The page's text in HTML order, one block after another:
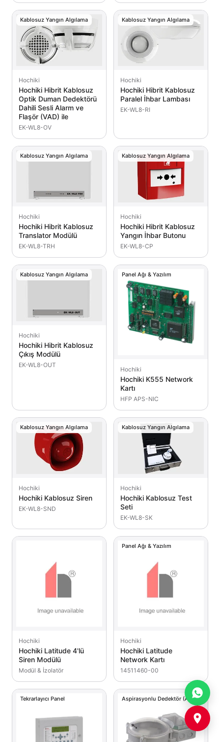
Kablosuz Yangın Algılama
Hochiki
Hochiki Hibrit Kablosuz
Optik Duman Dedektörü
Dahili Sesli Alarm ve
Flaşör (VAD) ile
EK-WL8-OV
Kablosuz Yangın Algılama
Hochiki
Hochiki Hibrit Kablosuz
Paralel İhbar Lambası
EK-WL8-RI
Kablosuz Yangın Algılama
Hochiki
Hochiki Hibrit Kablosuz
Translator Modülü
EK-WL8-TRH
Kablosuz Yangın Algılama
Hochiki
Hochiki Hibrit Kablosuz
Yangın İhbar Butonu
EK-WL8-CP
Kablosuz Yangın Algılama
Hochiki
Hochiki Hibrit Kablosuz
Çıkış Modülü
EK-WL8-OUT
Panel Ağı & Yazılım
Hochiki
Hochiki K555 Network
Kartı
HFP APS-NIC
Kablosuz Yangın Algılama
Hochiki
Hochiki Kablosuz Siren
EK-WL8-SND
Kablosuz Yangın Algılama
Hochiki
Hochiki Kablosuz Test
Seti
EK-WL8-SK
Hochiki
Hochiki Latitude 4'lü
Siren Modülü
Modül & İzolatör
Panel Ağı & Yazılım
Hochiki
Hochiki Latitude
Network Kartı
14511460-00
Tekrarlayıcı Panel Aspirasyonlu Dedektör (ASD)